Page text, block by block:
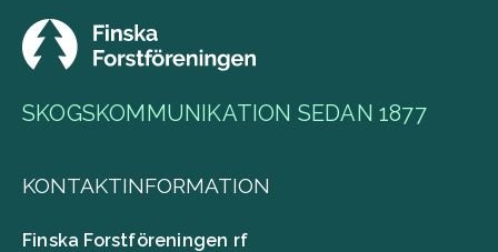
SKOGSKOMMUNIKATION SEDAN 1877
KONTAKTINFORMATION
Finska Forstföreningen rf